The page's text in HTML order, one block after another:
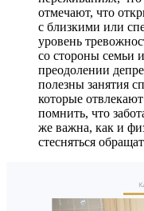
отмечают, что
с близкими или
уровень
со стороны семьи
преодолении
полезны занятия
которые
помнить, что
же важна, как и
стесняться